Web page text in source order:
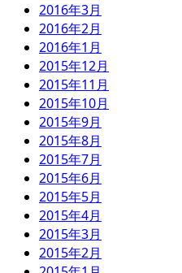
2016年3月
2016年2月
2016年1月
2015年12月
2015年11月
2015年10月
2015年9月
2015年8月
2015年7月
2015年6月
2015年5月
2015年4月
2015年3月
2015年2月